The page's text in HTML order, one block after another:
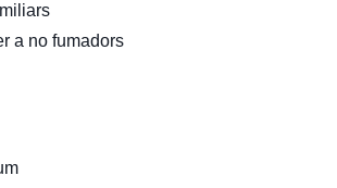
a no fumadors